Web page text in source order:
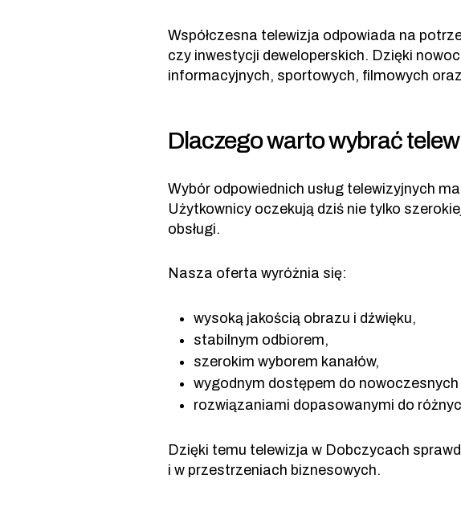
Współczesna telewizja odpowiada na
czy inwestycji deweloperskich. Dzięki
informacyjnych, sportowych, filmowych
Dlaczego warto wybrać
Wybór odpowiednich usług telewizyjnych
Użytkownicy oczekują dziś nie tylko
obsługi.
Nasza oferta wyróżnia się:
wysoką jakością obrazu i dźwięku,
stabilnym odbiorem,
szerokim wyborem kanałów,
wygodnym dostępem do nowoczesnych
rozwiązaniami dopasowanymi do
Dzięki temu telewizja w Dobczycach
i w przestrzeniach biznesowych.